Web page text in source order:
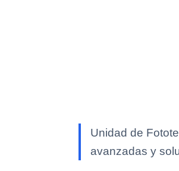
Unidad de
avanzadas y